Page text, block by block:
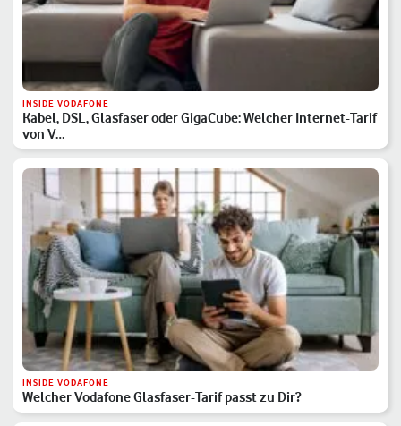
INSIDE VODAFONE
Kabel, DSL, Glasfaser oder GigaCube: Welcher Internet-Tarif
von V…
INSIDE VODAFONE
Welcher Vodafone Glasfaser-Tarif passt zu Dir?